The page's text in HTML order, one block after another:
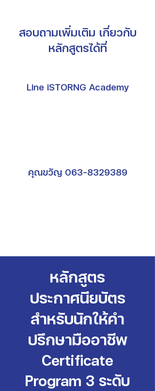
สอบถามเพิ่มเติม เกี่ยวกับ
หลักสูตรได้ที่
Line iSTORNG Academy
คุณขวัญ 063-8329389
หลักสูตร
ประกาศนียบัตร
สำหรับนักให้คำ
ปรึกษามืออาชีพ
Certificate
Program 3 ระดับ